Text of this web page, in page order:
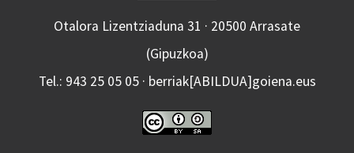
Otalora Lizentziaduna 31 · 20500 Arrasate
(Gipuzkoa)
Tel.: 943 25 05 05 · berriak[ABILDUA]goiena.eus